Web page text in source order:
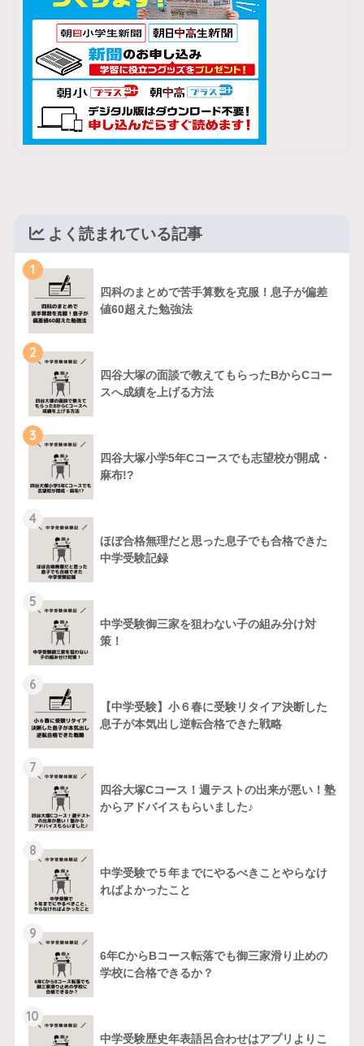
よく読まれている記事
1
四科のまとめで苦手算数を克服！息子が偏差
値60超えた勉強法
2
四谷大塚の面談で教えてもらったBからCコー
スへ成績を上げる方法
3
四谷大塚小学5年Cコースでも志望校が開成・
麻布!?
4
ほぼ合格無理だと思った息子でも合格できた
中学受験記録
5
中学受験御三家を狙わない子の組み分け対
策！
6
【中学受験】小６春に受験リタイア決断した
息子が本気出し逆転合格できた戦略
7
四谷大塚Cコース！週テストの出来が悪い！塾
からアドバイスもらいました♪
8
中学受験で５年までにやるべきことやらなけ
ればよかったこと
9
6年CからBコース転落でも御三家滑り止めの
学校に合格できるか？
10
中学受験歴史年表語呂合わせはアプリよりこ